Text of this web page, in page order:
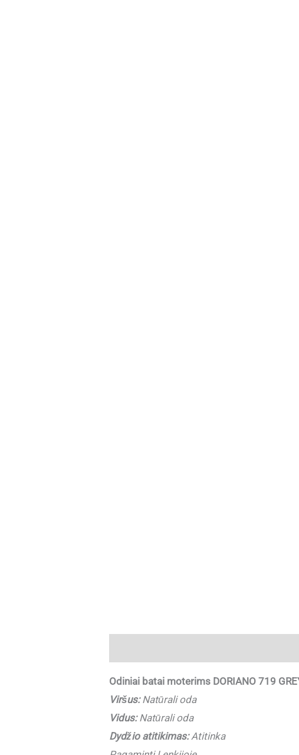
Odiniai batai moterims DORIANO 719
Viršus:Natūrali oda
Vidus:Natūrali oda
Dydžio atitikimas:Atitinka